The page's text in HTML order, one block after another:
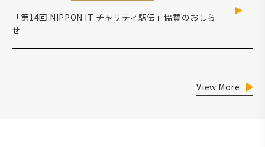
「第14回 NIPPON IT チャリティ駅伝」協賛のおしら
せ
View More